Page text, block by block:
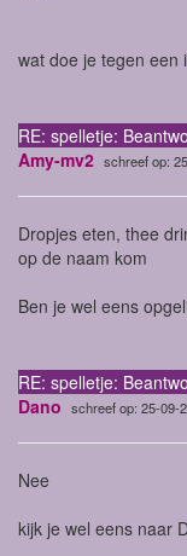
wat doe je tegen een
RE: spelletje:
Amy-mv2 schreef op:
Dropjes eten, thee
op de naam kom
Ben je wel eens
RE: spelletje:
Dano schreef op: 25-09-
Nee
kijk je wel eens naar